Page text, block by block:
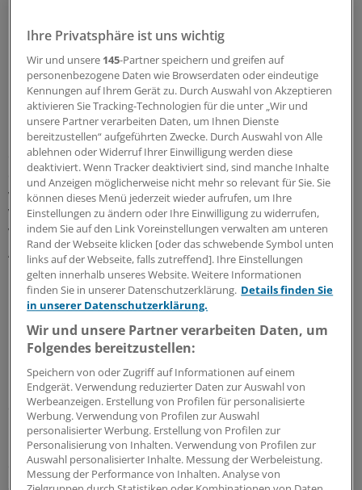
Einzelverträge mit Krankenhäusern hält Vöcking bei
elektiven, also planbaren Leistungen für möglich. Das
erfordere aber einige Sensibilität. Auch Peter Rowohlt
von der DAK sieht das so: Werde die Zahl von
Vertragspartnern zu gering gewählt, könnten
Versorgungsmonopole entstehen. Außerdem gerate die
Akut- und Notfallversorgung in Gefahr, die weiter im
Kollektivvertragssystem sichergestellt werden müsse.
Deshalb spreche vieles dafür, Einzelverträge auf
Ballungsregionen und die Hochleistungsmedizin zu
konzentrieren.
Rowohlt wie auch der Chef der Kaufmännische
Krankenkasse Ingo Kailuweit sehen allerdings durchaus
die Chance, dass Krankenkassen medizinische
Leistungen und deren Organisation gestalten können:
Behandlungsprozesse können beschleunigt werden,
etwa durch Case-Management, mit dem auch
Sektorengrenzen überwunden werden. Die
Ihre Privatsphäre ist uns wichtig
Wir und unsere 145-Partner speichern und greifen auf
personenbezogene Daten wie Browserdaten oder eindeutige
Kennungen auf Ihrem Gerät zu. Durch Auswahl von Akzeptieren
aktivieren Sie Tracking-Technologien für die unter „Wir und
unsere Partner verarbeiten Daten, um Ihnen Dienste
bereitzustellen“ aufgeführten Zwecke. Durch Auswahl von Alle
ablehnen oder Widerruf Ihrer Einwilligung werden diese
deaktiviert. Wenn Tracker deaktiviert sind, sind manche Inhalte
und Anzeigen möglicherweise nicht mehr so relevant für Sie. Sie
können dieses Menü jederzeit wieder aufrufen, um Ihre
Einstellungen zu ändern oder Ihre Einwilligung zu widerrufen,
indem Sie auf den Link Voreinstellungen verwalten am unteren
Rand der Webseite klicken [oder das schwebende Symbol unten
links auf der Webseite, falls zutreffend]. Ihre Einstellungen
gelten innerhalb unseres Website. Weitere Informationen
finden Sie in unserer Datenschutzerklärung. Details finden Sie
in unserer Datenschutzerklärung.
Wir und unsere Partner verarbeiten Daten, um
Folgendes bereitzustellen:
Speichern von oder Zugriff auf Informationen auf einem
Endgerät. Verwendung reduzierter Daten zur Auswahl von
Werbeanzeigen. Erstellung von Profilen für personalisierte
Werbung. Verwendung von Profilen zur Auswahl
personalisierter Werbung. Erstellung von Profilen zur
Personalisierung von Inhalten. Verwendung von Profilen zur
Auswahl personalisierter Inhalte. Messung der Werbeleistung.
Messung der Performance von Inhalten. Analyse von